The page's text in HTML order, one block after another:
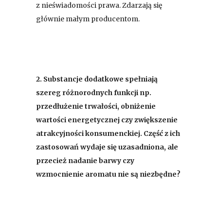
z nieświadomości prawa. Zdarzają się
głównie małym producentom.
2. Substancje dodatkowe spełniają
szereg różnorodnych funkcji np.
przedłużenie trwałości, obniżenie
wartości energetycznej czy zwiększenie
atrakcyjności konsumenckiej. Część z ich
zastosowań wydaje się uzasadniona, ale
przecież nadanie barwy czy
wzmocnienie aromatu nie są niezbędne?